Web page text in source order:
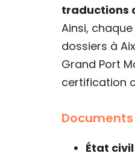
traductions
Ainsi,
dossiers à
Grand Port
certification
État civil